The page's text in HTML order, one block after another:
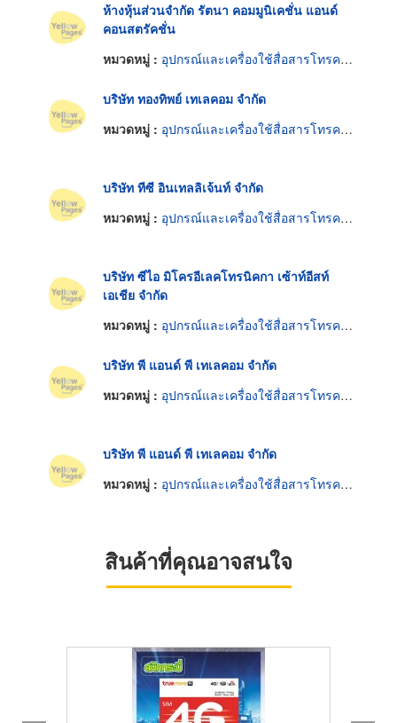
ห้างหุ้นส่วนจำกัด รัตนา คอมมูนิเคชั่น แอนด์
คอนสตรัคชั่น
หมวดหมู่ : อุปกรณ์และเครื่องใช้สื่อสารโทรคมนาคม
บริษัท ทองทิพย์ เทเลคอม จำกัด
หมวดหมู่ : อุปกรณ์และเครื่องใช้สื่อสารโทรคมนาคม
บริษัท ทีซี อินเทลลิเจ้นท์ จำกัด
หมวดหมู่ : อุปกรณ์และเครื่องใช้สื่อสารโทรคมนาคม
บริษัท ซีไอ มิโครอีเลคโทรนิคกา เซ้าท์อีสท์
เอเชีย จำกัด
หมวดหมู่ : อุปกรณ์และเครื่องใช้สื่อสารโทรคมนาคม
บริษัท พี แอนด์ พี เทเลคอม จำกัด
หมวดหมู่ : อุปกรณ์และเครื่องใช้สื่อสารโทรคมนาคม
บริษัท พี แอนด์ พี เทเลคอม จำกัด
หมวดหมู่ : อุปกรณ์และเครื่องใช้สื่อสารโทรคมนาคม
สินค้าที่คุณอาจสนใจ